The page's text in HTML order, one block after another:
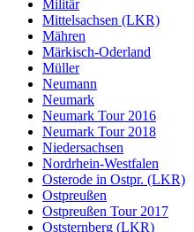
Militär
Mittelsachsen (LKR)
Mähren
Märkisch-Oderland
Müller
Neumann
Neumark
Neumark Tour 2016
Neumark Tour 2018
Niedersachsen
Nordrhein-Westfalen
Osterode in Ostpr. (LKR)
Ostpreußen
Ostpreußen Tour 2017
Oststernberg (LKR)